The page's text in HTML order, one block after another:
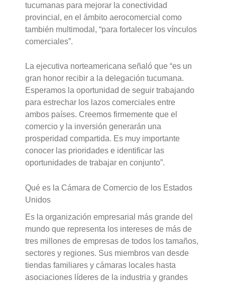
tucumanas para mejorar la conectividad
provincial, en el ámbito aerocomercial como
también multimodal, “para fortalecer los vínculos
comerciales”.
La ejecutiva norteamericana señaló que “es un
gran honor recibir a la delegación tucumana.
Esperamos la oportunidad de seguir trabajando
para estrechar los lazos comerciales entre
ambos países. Creemos firmemente que el
comercio y la inversión generarán una
prosperidad compartida. Es muy importante
conocer las prioridades e identificar las
oportunidades de trabajar en conjunto”.
Qué es la Cámara de Comercio de los Estados
Unidos
Es la organización empresarial más grande del
mundo que representa los intereses de más de
tres millones de empresas de todos los tamaños,
sectores y regiones. Sus miembros van desde
tiendas familiares y cámaras locales hasta
asociaciones líderes de la industria y grandes